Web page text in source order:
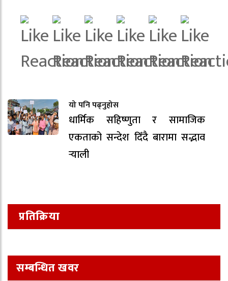
यो पनि पढ्नुहोस
धार्मिक सहिष्णुता र सामाजिक
एकताको सन्देश दिँदै बारामा सद्भाव
र्‍याली
प्रतिक्रिया
सम्बन्धित खवर